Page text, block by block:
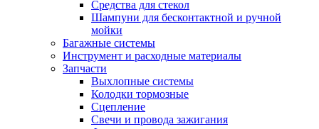
Средства для стекол
Шампуни для бесконтактной и ручной
мойки
Багажные системы
Инструмент и расходные материалы
Запчасти
Выхлопные системы
Колодки тормозные
Сцепление
Свечи и провода зажигания